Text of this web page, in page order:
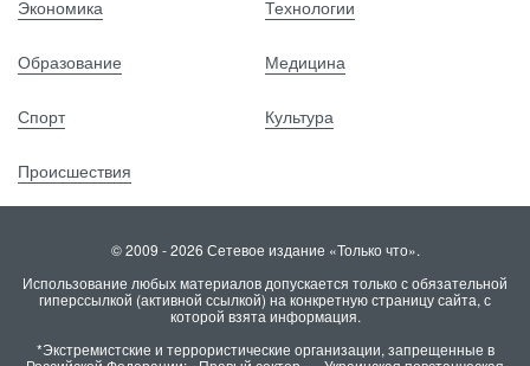
Экономика Технологии
Образование Медицина
Спорт Культура
Происшествия
© 2009 - 2026 Сетевое издание «Только что».
Использование любых материалов допускается только с обязательной
гиперссылкой (активной ссылкой) на конкретную страницу сайта, с
которой взята информация.
*Экстремистские и террористические организации, запрещенные в